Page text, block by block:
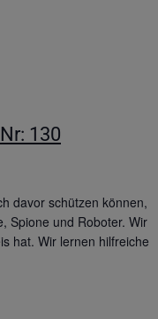
130
davor schützen können,
Spione und Roboter. Wir
hat. Wir lernen hilfreiche